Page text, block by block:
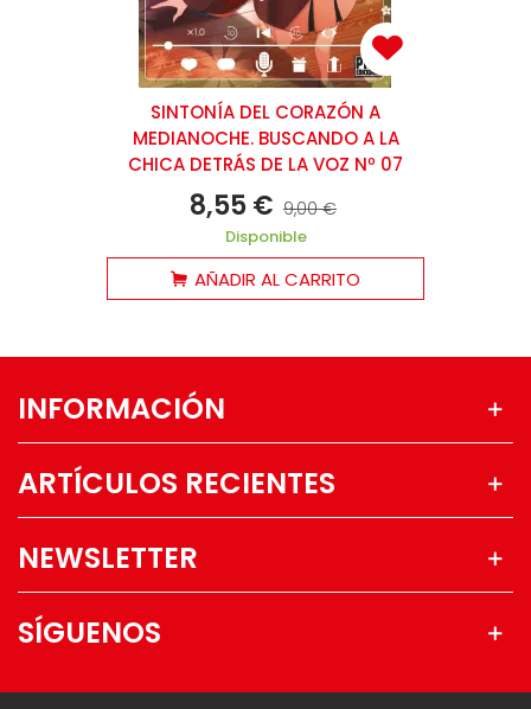
SINTONÍA DEL CORAZÓN A
MEDIANOCHE. BUSCANDO A LA
CHICA DETRÁS DE LA VOZ Nº 07
8,55 € 9,00 €
Disponible
AÑADIR AL CARRITO
INFORMACIÓN
ARTÍCULOS RECIENTES
NEWSLETTER
SÍGUENOS